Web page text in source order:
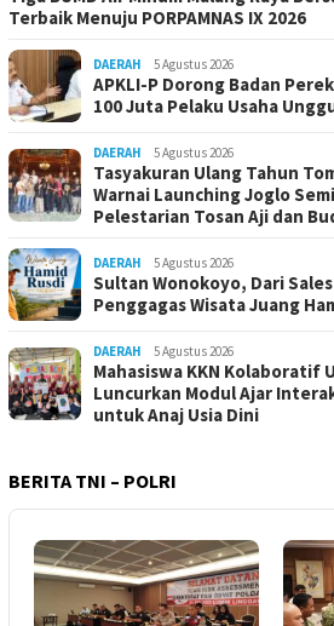
Terbaik Menuju PORPAMNAS IX 2026
DAERAH 5 Agustus 2026
APKLI-P Dorong Badan
100 Juta Pelaku Usaha
DAERAH 5 Agustus 2026
Tasyakuran Ulang Tahun
Warnai Launching Joglo
Pelestarian Tosan Aji dan
DAERAH 5 Agustus 2026
Sultan Wonokoyo, Dari
Penggagas Wisata Juang
DAERAH 5 Agustus 2026
Mahasiswa KKN Kolaboratif
Luncurkan Modul Ajar
untuk Anaj Usia Dini
BERITA TNI – POLRI